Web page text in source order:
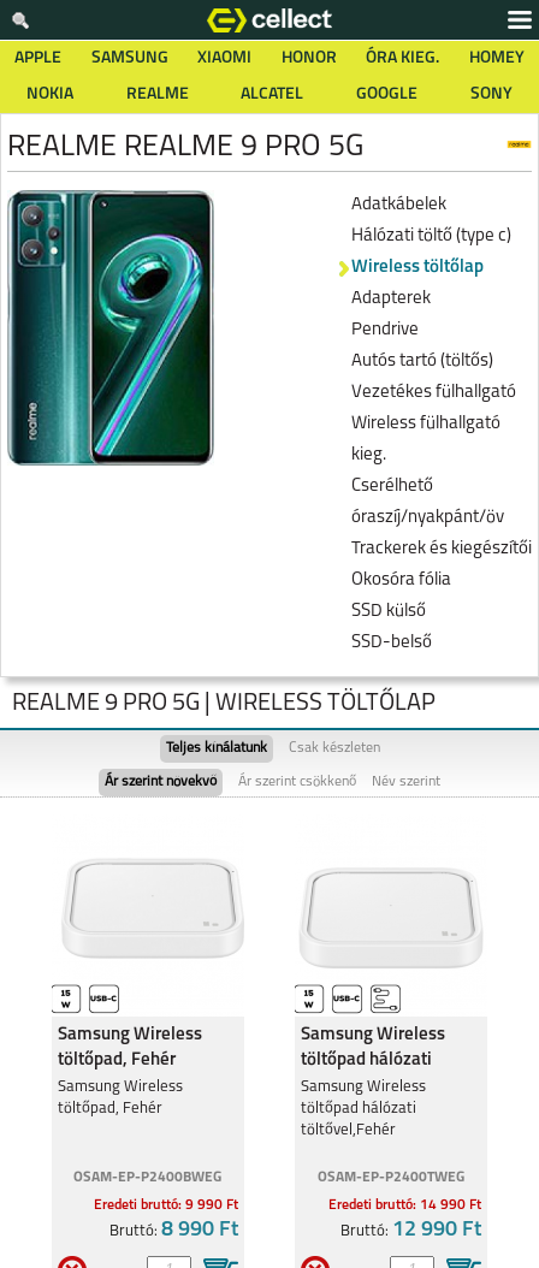
APPLE SAMSUNG XIAOMI HONOR ÓRA KIEG.
HOMEY
NOKIA
REALME ALCATEL GOOGLE SONY
REALME REALME 9 PRO 5G
Adatkábelek
Hálózati töltő (type c)
Wireless töltőlap
Adapterek
Pendrive
Autós tartó (töltős)
Vezetékes fülhallgató
Wireless fülhallgató
kieg.
Cserélhető
óraszíj/nyakpánt/öv
Trackerek és kiegészítői
Okosóra fólia
SSD külső
SSD-belső
NOTE 60 REALME NOTE 50
REALME 11 5G REALME 9 PRO 5G
REALME 9 PRO 5G | WIRELESS TÖLTŐLAP
Teljes kínálatunk Csak készleten
Ár szerint növekvő Ár szerint csökkenő Név szerint
Samsung Wireless
töltőpad, Fehér
Samsung Wireless
töltőpad, Fehér
OSAM-EP-P2400BWEG
Eredeti bruttó: 9 990 Ft
Bruttó: 8 990 Ft
Samsung Wireless
töltőpad hálózati
töltővel,Fehér
Samsung Wireless
töltőpad hálózati
töltővel,Fehér
OSAM-EP-P2400TWEG
Eredeti bruttó: 14 990 Ft
Bruttó: 12 990 Ft